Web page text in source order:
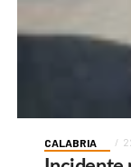
CALABRIA